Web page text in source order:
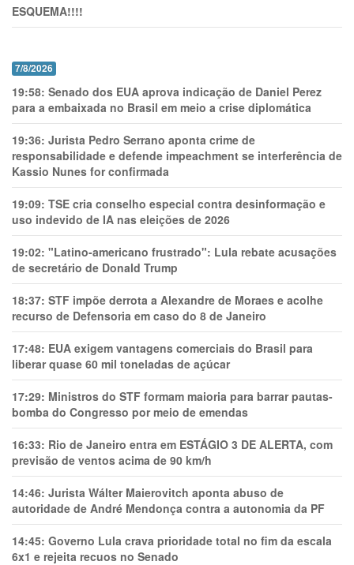
ESQUEMA!!!!
7/8/2026
19:58: Senado dos EUA aprova indicação de Daniel Perez
para a embaixada no Brasil em meio a crise diplomática
19:36: Jurista Pedro Serrano aponta crime de
responsabilidade e defende impeachment se interferência de
Kassio Nunes for confirmada
19:09: TSE cria conselho especial contra desinformação e
uso indevido de IA nas eleições de 2026
19:02: "Latino-americano frustrado": Lula rebate acusações
de secretário de Donald Trump
18:37: STF impõe derrota a Alexandre de Moraes e acolhe
recurso de Defensoria em caso do 8 de Janeiro
17:48: EUA exigem vantagens comerciais do Brasil para
liberar quase 60 mil toneladas de açúcar
17:29: Ministros do STF formam maioria para barrar pautas-
bomba do Congresso por meio de emendas
16:33: Rio de Janeiro entra em ESTÁGIO 3 DE ALERTA, com
previsão de ventos acima de 90 km/h
14:46: Jurista Wálter Maierovitch aponta abuso de
autoridade de André Mendonça contra a autonomia da PF
14:45: Governo Lula crava prioridade total no fim da escala
6x1 e rejeita recuos no Senado